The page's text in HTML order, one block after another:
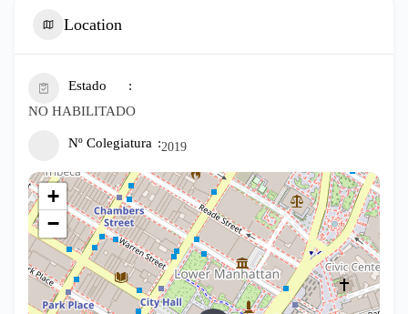
Location
Estado
NO HABILITADO
Nº Colegiatura 2019
+
−